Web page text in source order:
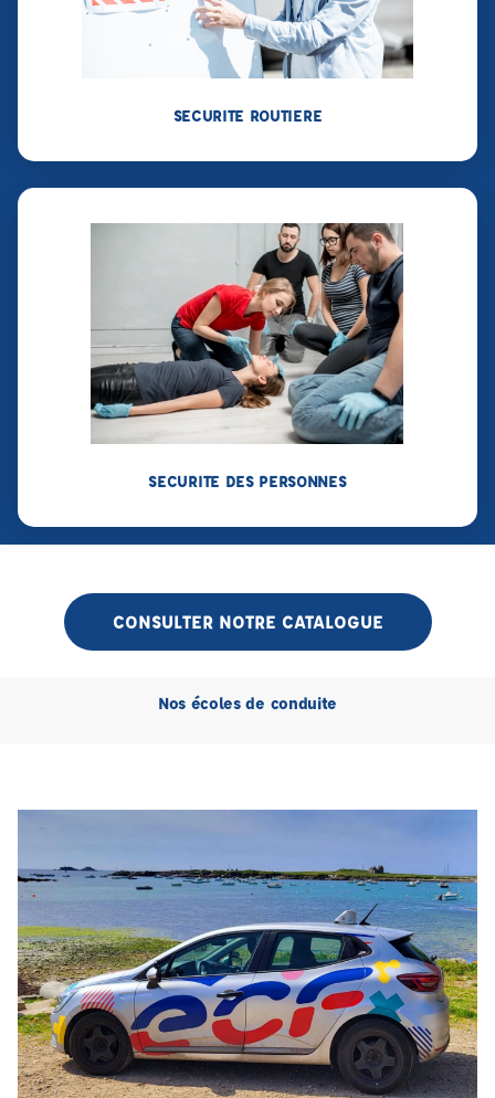
SECURITE ROUTIERE
SECURITE DES PERSONNES
CONSULTER NOTRE CATALOGUE
Nos écoles de conduite